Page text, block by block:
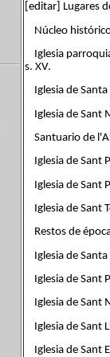
[editar] Lugares
Núcleo histórico
Iglesia
s. XV.
Iglesia de
Iglesia de Sant
Santuario de
Iglesia de Sant
Iglesia de Sant
Iglesia de Sant
Restos de
Iglesia de
Iglesia de Sant
Iglesia de Sant
Iglesia de Sant
Iglesia de Sant